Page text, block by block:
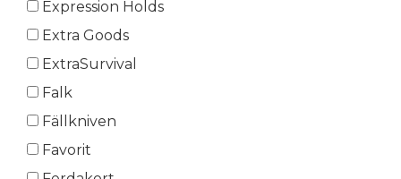
Expression Holds
Extra Goods
ExtraSurvival
Falk
Fällkniven
Favorit